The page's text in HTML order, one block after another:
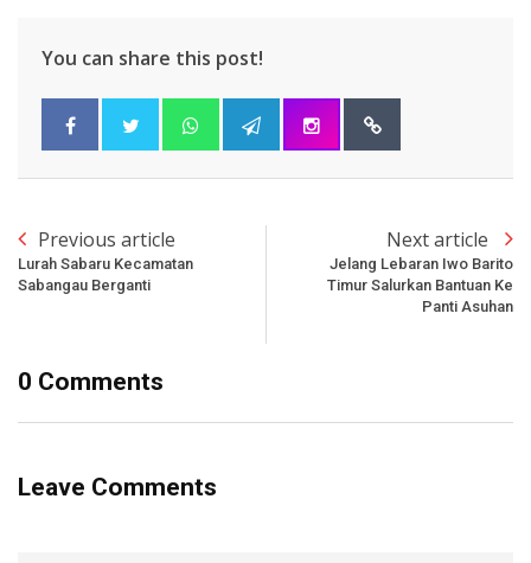
You can share this post!
Previous article
Lurah Sabaru Kecamatan
Sabangau Berganti
Next article
Jelang Lebaran Iwo Barito
Timur Salurkan Bantuan Ke
Panti Asuhan
0 Comments
Leave Comments